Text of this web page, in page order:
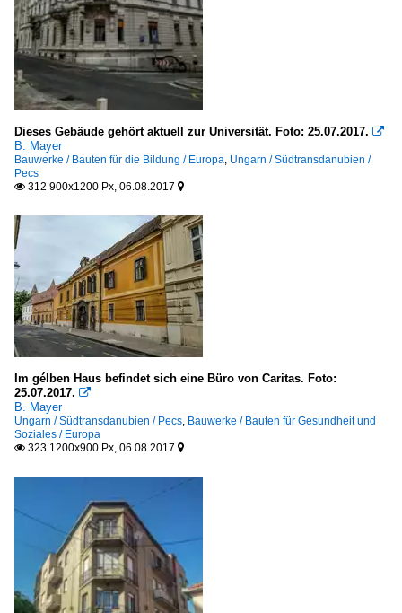
Dieses Gebäude gehört aktuell zur Universität. Foto: 25.07.2017. 
B. Mayer
Bauwerke / Bauten für die Bildung / Europa, Ungarn / Südtransdanubien /
Pecs
 312 900x1200 Px, 06.08.2017 
Im gélben Haus befindet sich eine Büro von Caritas. Foto:
25.07.2017. 
B. Mayer
Ungarn / Südtransdanubien / Pecs, Bauwerke / Bauten für Gesundheit und
Soziales / Europa
 323 1200x900 Px, 06.08.2017 